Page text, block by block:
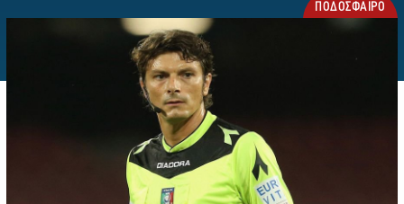
ΠΟΔΟΣΦΑΙΡΟ